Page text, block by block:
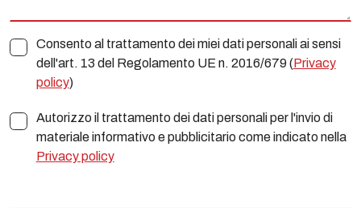
Consento al trattamento dei miei dati personali ai sensi
dell'art. 13 del Regolamento UE n. 2016/679 (Privacy
policy)
Autorizzo il trattamento dei dati personali per l'invio di
materiale informativo e pubblicitario come indicato nella
Privacy policy